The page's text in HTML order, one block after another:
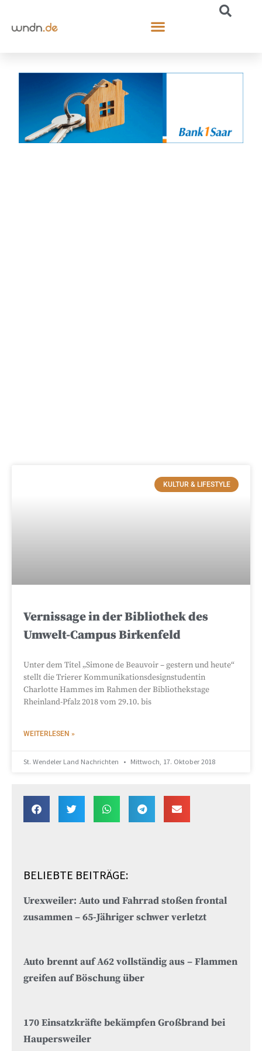
KULTUR & LIFESTYLE
Vernissage in der Bibliothek des
Umwelt-Campus Birkenfeld
Unter dem Titel „Simone de Beauvoir – gestern und heute“
stellt die Trierer Kommunikationsdesignstudentin
Charlotte Hammes im Rahmen der Bibliothekstage
Rheinland-Pfalz 2018 vom 29.10. bis
WEITERLESEN »
St. Wendeler Land Nachrichten Mittwoch, 17. Oktober 2018
BELIEBTE BEITRÄGE:
Urexweiler: Auto und Fahrrad stoßen frontal
zusammen – 65-Jähriger schwer verletzt
Auto brennt auf A62 vollständig aus – Flammen
greifen auf Böschung über
170 Einsatzkräfte bekämpfen Großbrand bei
Haupersweiler